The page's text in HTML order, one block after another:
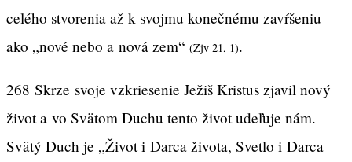
celého stvorenia až k svojmu konečnému zavŕšeniu
ako „nové nebo a nová zem“ (Zjv 21, 1).
268 Skrze svoje vzkriesenie Ježiš Kristus zjavil nový
život a vo Svätom Duchu tento život udeľuje nám.
Svätý Duch je „Život i Darca života, Svetlo i Darca